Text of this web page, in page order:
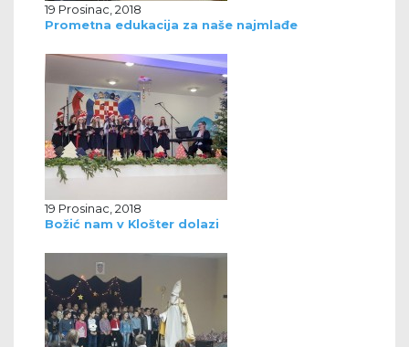
19 Prosinac, 2018
Prometna edukacija za naše najmlađe
19 Prosinac, 2018
Božić nam v Klošter dolazi